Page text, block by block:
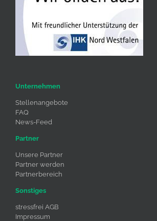
Unternehmen
Stellenangebote
FAQ
News-Feed
Partner
Unsere Partner
Partner werden
Partnerbereich
Sonstiges
stressfrei AGB
Impressum